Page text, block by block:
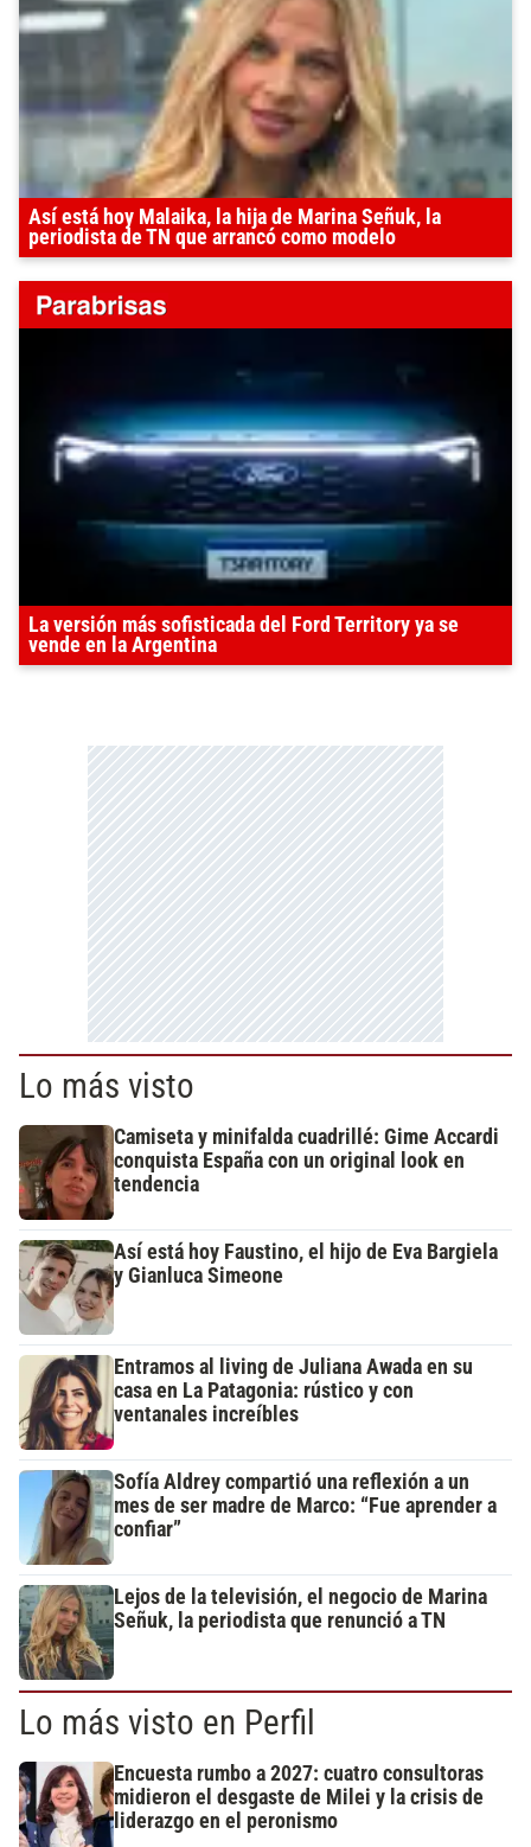
Así está hoy Malaika, la hija de Marina Señuk, la
periodista de TN que arrancó como modelo
La versión más sofisticada del Ford Territory ya se
vende en la Argentina
Lo más visto
Camiseta y minifalda cuadrillé: Gime Accardi
conquista España con un original look en
tendencia
Así está hoy Faustino, el hijo de Eva Bargiela
y Gianluca Simeone
Entramos al living de Juliana Awada en su
casa en La Patagonia: rústico y con
ventanales increíbles
Sofía Aldrey compartió una reflexión a un
mes de ser madre de Marco: “Fue aprender a
confiar”
Lejos de la televisión, el negocio de Marina
Señuk, la periodista que renunció a TN
Lo más visto en Perfil
Encuesta rumbo a 2027: cuatro consultoras
midieron el desgaste de Milei y la crisis de
liderazgo en el peronismo